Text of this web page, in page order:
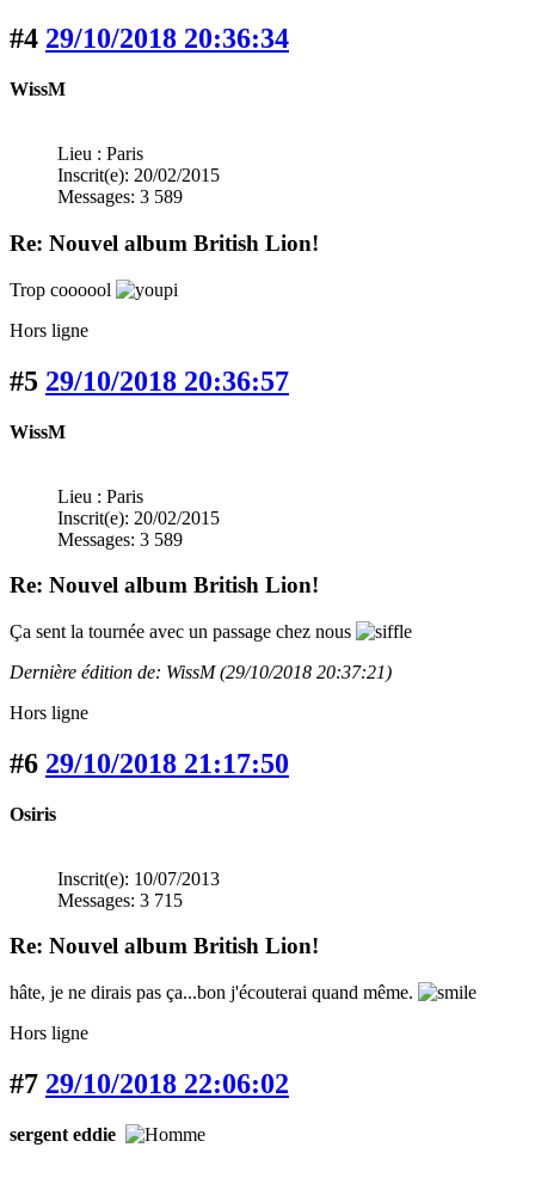
#4 29/10/2018 20:36:34
WissM
Lieu : Paris
Inscrit(e): 20/02/2015
Messages: 3 589
Re: Nouvel album British Lion!
Trop coooool
Hors ligne
#5 29/10/2018 20:36:57
WissM
Lieu : Paris
Inscrit(e): 20/02/2015
Messages: 3 589
Re: Nouvel album British Lion!
Ça sent la tournée avec un passage chez nous
Dernière édition de: WissM (29/10/2018 20:37:21)
Hors ligne
#6 29/10/2018 21:17:50
Osiris
Inscrit(e): 10/07/2013
Messages: 3 715
Re: Nouvel album British Lion!
hâte, je ne dirais pas ça...bon j'écouterai quand même.
Hors ligne
#7 29/10/2018 22:06:02
sergent eddie